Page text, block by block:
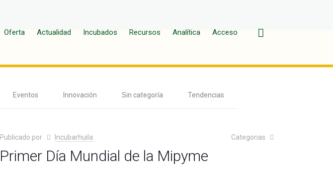
Oferta Actualidad Incubados Recursos Analítica Acceso
Eventos Innovación Sin categoría Tendencias
Publicado por Incubarhuila Categorias
Primer Día Mundial de la Mipyme